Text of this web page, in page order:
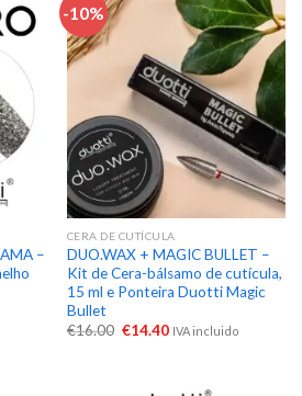
–
-10%
CERA DE CUTÍCULA
DUO.WAX + MAGIC BULLET –
Kit de Cera-bálsamo de cutícula,
15 ml e Ponteira Duotti Magic
Bullet
€16.00 €14.40 IVA incluido